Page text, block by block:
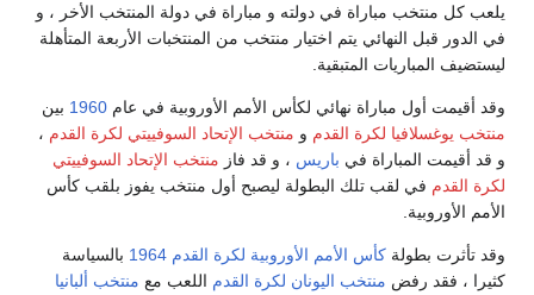
مباراة في دولة المنتخب الأخر ، و
من المنتخبات الأربعة المتأهلة
الأمم الأوروبية في عام 1960بين
الإتحاد السوفييتي لكرة القدم ،
قد فازمنتخب الإتحاد السوفييتي
أول منتخب يفوز بلقب كأس
لكرة القدم 1964
بالسياسة
القدم اللعب مع منتخب ألبانيا